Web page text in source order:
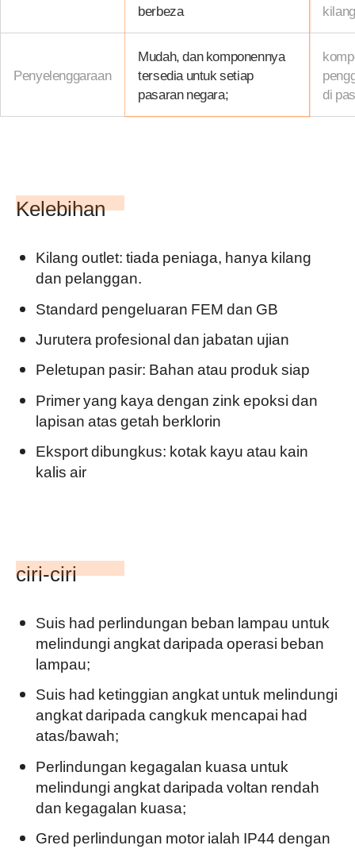
berbeza
Penyelenggaraan
Mudah, dan komponennya
tersedia untuk setiap
pasaran negara;
di
Kelebihan
Kilang outlet: tiada peniaga, hanya kilang
dan pelanggan.
Standard pengeluaran FEM dan GB
Jurutera profesional dan jabatan ujian
Peletupan pasir: Bahan atau produk siap
Primer yang kaya dengan zink epoksi dan
lapisan atas getah berklorin
Eksport dibungkus: kotak kayu atau kain
kalis air
ciri-ciri
Suis had perlindungan beban lampau untuk
melindungi angkat daripada operasi beban
lampau;
Suis had ketinggian angkat untuk melindungi
angkat daripada cangkuk mencapai had
atas/bawah;
Perlindungan kegagalan kuasa untuk
melindungi angkat daripada voltan rendah
dan kegagalan kuasa;
Gred perlindungan motor ialah IP44 dengan